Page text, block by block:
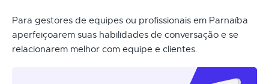
Para gestores de equipes ou profissionais em Parnaíba
aperfeiçoarem suas habilidades de conversação e se
relacionarem melhor com equipe e clientes.